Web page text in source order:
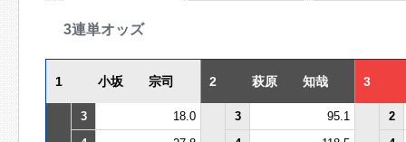
3連単オッズ
1 小坂 宗司 2 萩原 知哉 3
3 18.0 3 95.1
2